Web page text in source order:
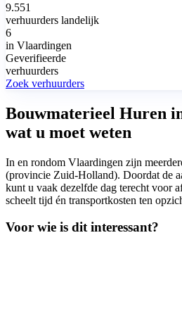
9.551
verhuurders landelijk
6
in Vlaardingen
Geverifieerde
verhuurders
Zoek verhuurders
Bouwmaterieel Huren
wat u moet weten
In en rondom Vlaardingen zijn
(provincie Zuid-Holland). Doordat de
kunt u vaak dezelfde dag terecht voor
scheelt tijd én transportkosten ten
Voor wie is dit interessant?